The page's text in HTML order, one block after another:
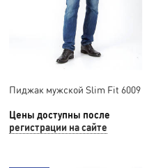
Пиджак мужской Slim Fit 6009
Цены доступны после
регистрации на сайте